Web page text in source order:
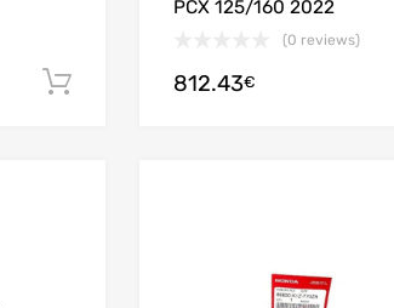
Ajouter au panier
PCX 125/160 2022
(0 reviews)
812.43€